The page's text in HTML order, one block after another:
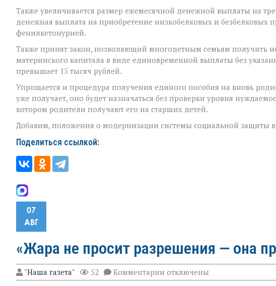
Также увеличивается размер ежемесячной денежной выплаты на
денежная выплата на приобретение низкобелковых и
фенилкетонурией.
Также принят закон, позволяющий многодетным семьям получить
материнского капитала в виде единовременной выплаты без
превышает 15 тысяч рублей.
Упрощается и процедура получения единого пособия на вновь
уже получает, оно будет назначаться без проверки уровня
котором родители получают его на старших детей.
Добавим, положения о модернизации системы социальной защиты
Поделиться ссылкой:
07
АВГ
«Жара не просит разрешения — она
"Наша газета" 52 Комментарии к
записи
отключены